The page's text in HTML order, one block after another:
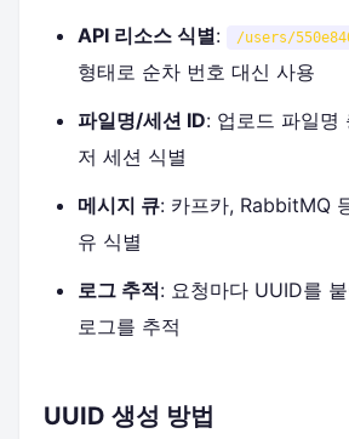
API 리소스 식별: /users/
형태로 순차 번호 대신 사용
파일명/세션 ID: 업로드 파일명
저 세션 식별
메시지 큐: 카프카, RabbitMQ
유 식별
로그 추적: 요청마다 UUID를
로그를 추적
UUID 생성 방법